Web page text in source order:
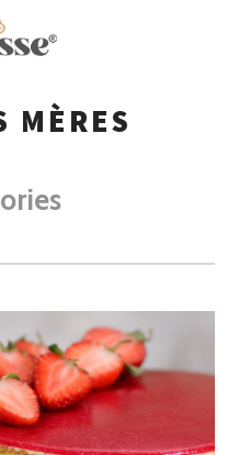
MÈRES